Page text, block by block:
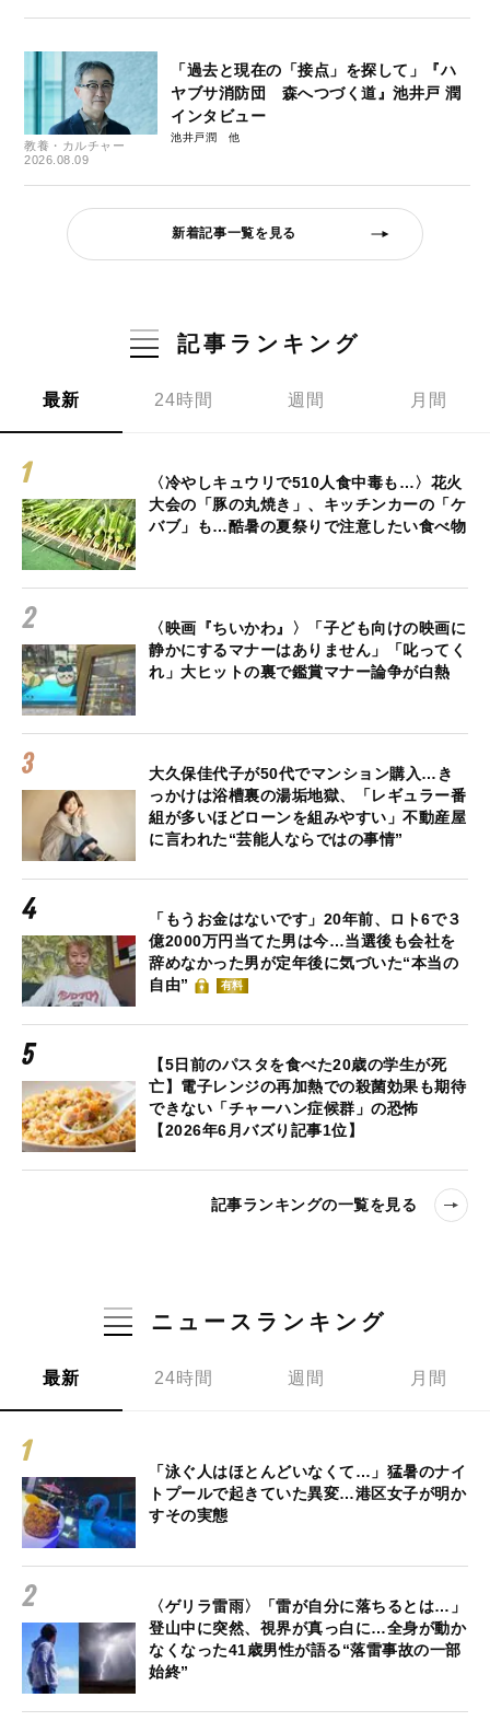
教養・カルチャー
2026.08.09
「過去と現在の「接点」を探して」『ハ
ヤブサ消防団 森へつづく道』池井戸 潤
インタビュー
池井戸潤
新着記事一覧を見る
記事ランキング
最新 24時間 週間 月間
〈冷やしキュウリで510人食中毒も…〉花火
大会の「豚の丸焼き」、キッチンカーの「ケ
バブ」も…酷暑の夏祭りで注意したい食べ物
〈映画『ちいかわ』〉「子ども向けの映画に
静かにするマナーはありません」「叱ってく
れ」大ヒットの裏で鑑賞マナー論争が白熱
大久保佳代子が50代でマンション購入…き
っかけは浴槽裏の湯垢地獄、「レギュラー番
組が多いほどローンを組みやすい」不動産屋
に言われた“芸能人ならではの事情”
「もうお金はないです」20年前、ロト6で３
億2000万円当てた男は今…当選後も会社を
辞めなかった男が定年後に気づいた“本当の
自由”
有料
【5日前のパスタを食べた20歳の学生が死
亡】電子レンジの再加熱での殺菌効果も期待
できない「チャーハン症候群」の恐怖
【2026年6月バズり記事1位】
記事ランキングの一覧を見る
ニュースランキング
最新 24時間 週間 月間
「泳ぐ人はほとんどいなくて…」猛暑のナイ
トプールで起きていた異変…港区女子が明か
すその実態
〈ゲリラ雷雨〉「雷が自分に落ちるとは…」
登山中に突然、視界が真っ白に…全身が動か
なくなった41歳男性が語る“落雷事故の一部
始終”